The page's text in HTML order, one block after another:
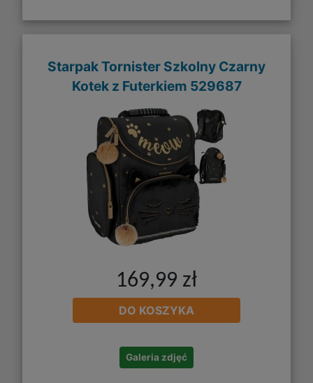
Starpak Tornister Szkolny Czarny
Kotek z Futerkiem 529687
169,99 zł
DO KOSZYKA
Galeria zdjęć